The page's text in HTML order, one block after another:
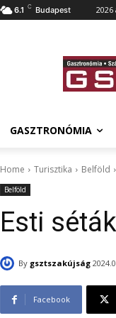
6.1 C Budapest
GASZTRONÓMIA
Home Turisztika Belföld
Belföld
Esti
By gsztszakújság
Facebook